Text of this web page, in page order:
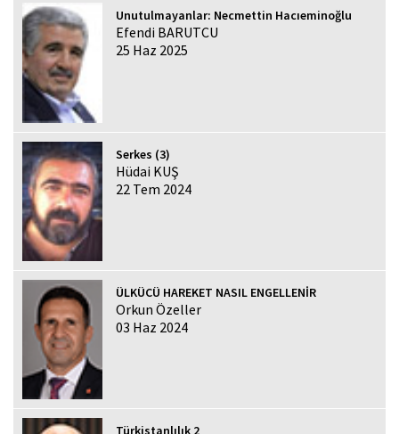
Unutulmayanlar: Necmettin Hacıeminoğlu
Efendi BARUTCU
25 Haz 2025
Serkes (3)
Hüdai KUŞ
22 Tem 2024
ÜLKÜCÜ HAREKET NASIL ENGELLENİR
Orkun Özeller
03 Haz 2024
Türkistanlılık 2